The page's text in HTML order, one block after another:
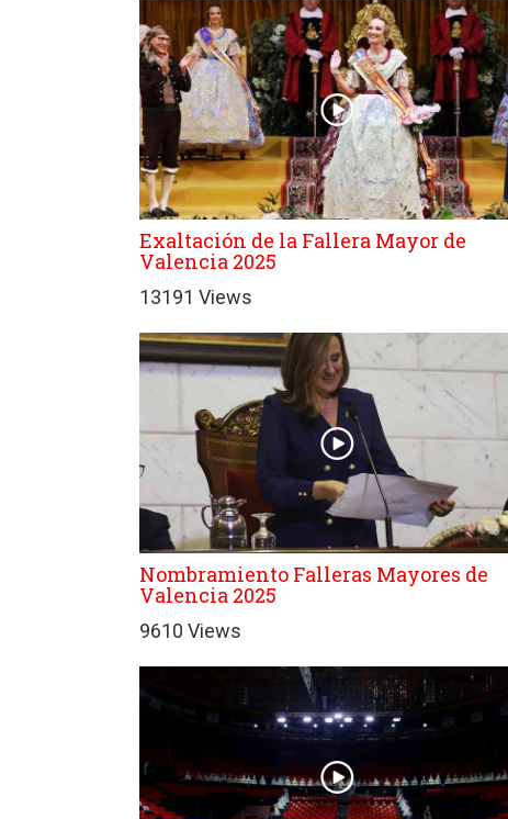
Exaltación de la Fallera Mayor de
Valencia 2025
13191 Views
Nombramiento Falleras Mayores de
Valencia 2025
9610 Views